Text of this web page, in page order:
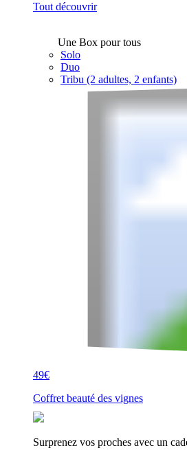
Tout découvrir
Une Box pour tous
Solo
Duo
Tribu (2 adultes, 2 enfants)
49€
Coffret beauté des vignes
Surprenez vos proches avec un